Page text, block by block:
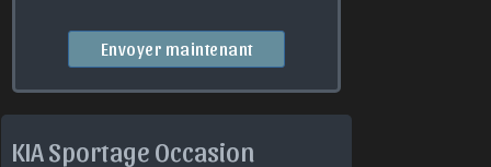
Envoyer maintenant
KIA Sportage Occasion